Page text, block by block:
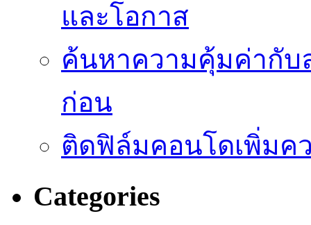
และโอกาส
ค้นหาความคุ้มค่ากับ
ก่อน
ติดฟิล์มคอนโดเพิ่มค
Categories